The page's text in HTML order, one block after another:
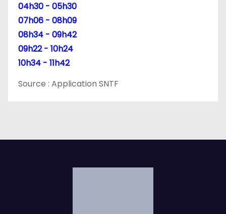
c
e
04h30 - 05h30
07h06 - 08h09
08h34 - 09h42
09h22 - 10h24
10h34 - 11h42
Source : Application SNTF